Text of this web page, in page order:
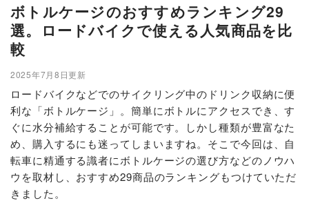
ボトルケージのおすすめランキング29
選。ロードバイクで使える人気商品を比
較
2025年7月8日更新
ロードバイクなどでのサイクリング中のドリンク収納に便
利な「ボトルケージ」。簡単にボトルにアクセスでき、す
ぐに水分補給することが可能です。しかし種類が豊富なた
め、購入するにも迷ってしまいますね。そこで今回は、自
転車に精通する識者にボトルケージの選び方などのノウハ
ウを取材し、おすすめ29商品のランキングもつけていただ
きました。